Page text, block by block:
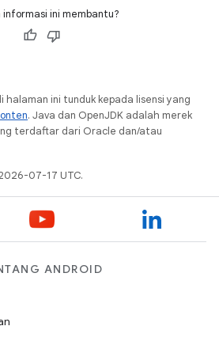
informasi ini membantu?
halaman ini tunduk kepada lisensi yang
. Java dan OpenJDK adalah merek
terdaftar dari Oracle dan/atau
07-17 UTC.
ANDROID